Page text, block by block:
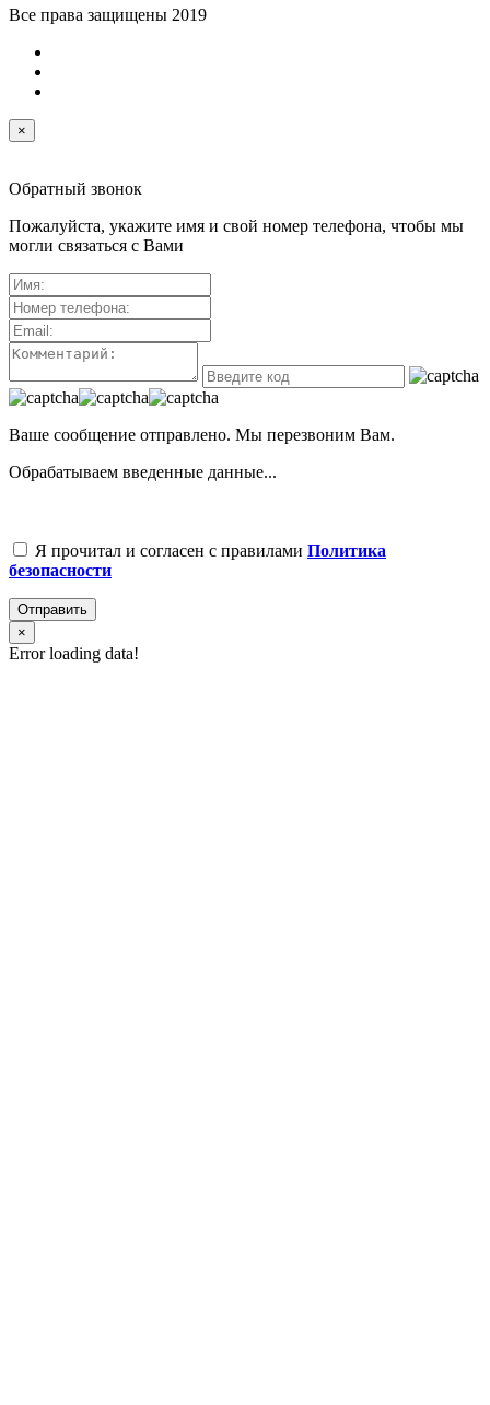
Все права защищены 2019
×
Обратный звонок
Пожалуйста, укажите имя и свой номер телефона, чтобы мы
могли связаться с Вами
Ваше сообщение отправлено. Мы перезвоним Вам.
Обрабатываем введенные данные...
Я прочитал и согласен с правилами Политика
безопасности
Отправить
×
Error loading data!